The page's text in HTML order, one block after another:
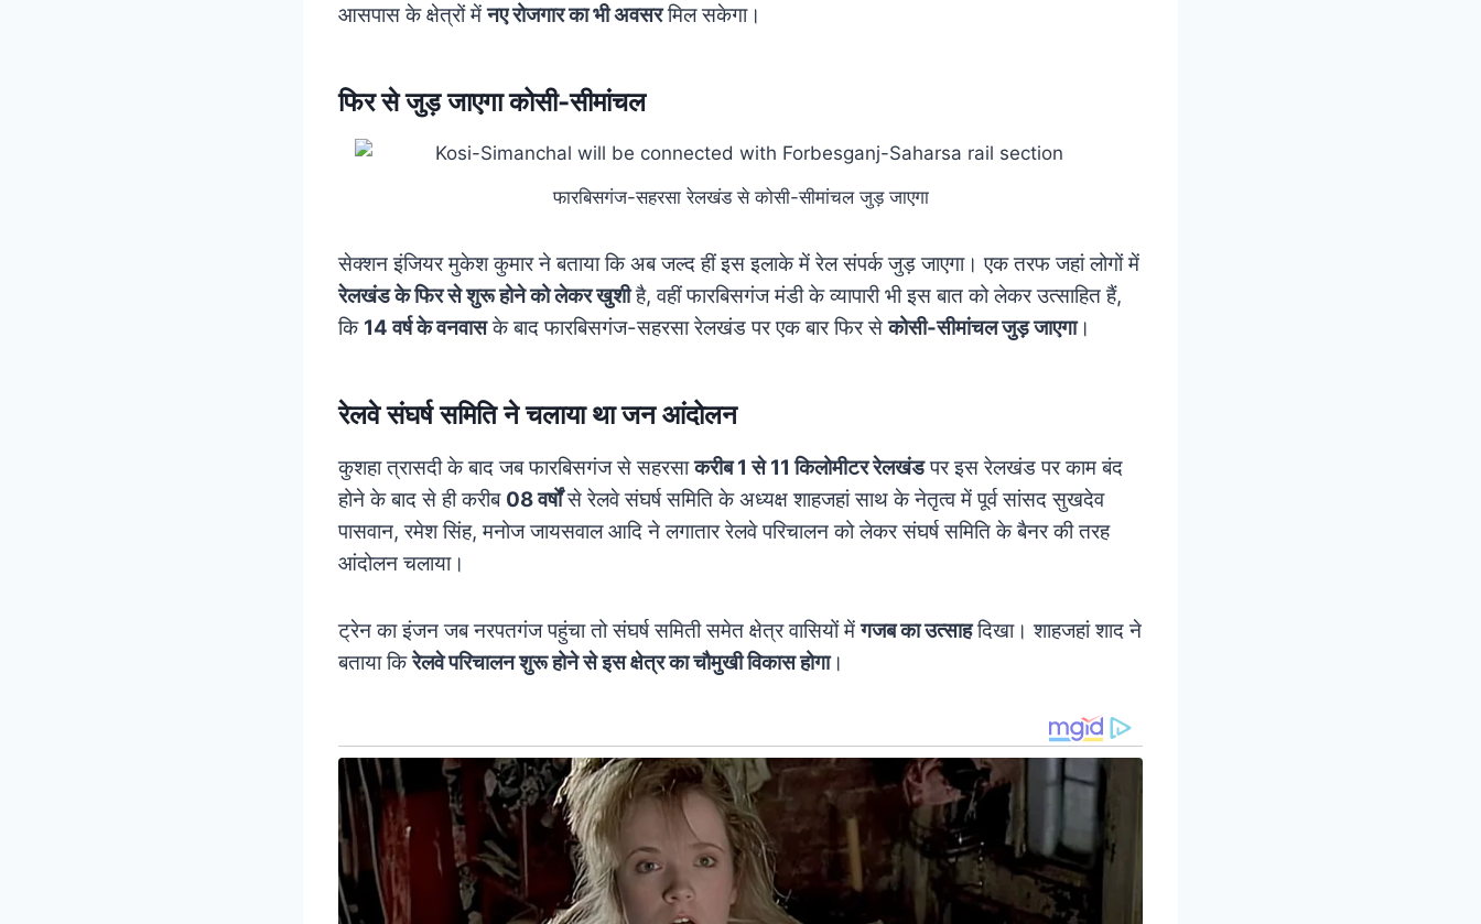
आसपास के क्षेत्रों मेंनए रोजगार का भी अवसरमिल सकेगा।
फिर से जुड़ जाएगा कोसी-सीमांचल
फारबिसगंज-सहरसा रेलखंड से कोसी-सीमांचल जुड़ जाएगा
सेक्शन इंजियर मुकेश कुमार ने बताया कि अब जल्द हीं इस इलाके में रेल संपर्क जुड़ जाएगा। एक तरफ जहां लोगों में
रेलखंड के फिर से शुरू होने को लेकर खुशीहै, वहीं फारबिसगंज मंडी के व्यापारी भी इस बात को लेकर उत्साहित हैं,
कि 14 वर्ष के वनवासके बाद फारबिसगंज-सहरसा रेलखंड पर एक बार फिर सेकोसी-सीमांचल जुड़ जाएगा।
रेलवे संघर्ष समिति ने चलाया था जन आंदोलन
कुशहा त्रासदी के बाद जब फारबिसगंज से सहरसाकरीब 1 से 11 किलोमीटर रेलखंडपर इस रेलखंड पर काम बंद
होने के बाद से ही करीब 08 वर्षोंसे रेलवे संघर्ष समिति के अध्यक्ष शाहजहां साथ के नेतृत्व में पूर्व सांसद सुखदेव
पासवान, रमेश सिंह, मनोज जायसवाल आदि ने लगातार रेलवे परिचालन को लेकर संघर्ष समिति के बैनर की तरह
आंदोलन चलाया।
ट्रेन का इंजन जब नरपतगंज पहुंचा तो संघर्ष समिती समेत क्षेत्र वासियों मेंगजब का उत्साहदिखा। शाहजहां शाद ने
बताया किरेलवे परिचालन शुरू होने से इस क्षेत्र का चौमुखी विकास होगा।